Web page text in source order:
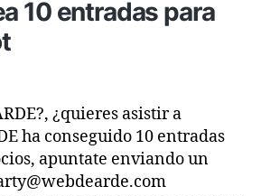
Socio
10 entradas para
¿quieres asistir a
ha conseguido 10 entradas
apuntate enviando un